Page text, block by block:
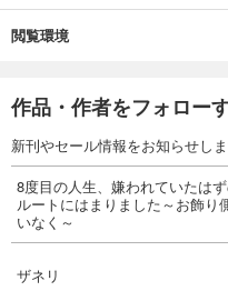
閲覧環境
作品・作者をフォロー
新刊やセール情報をお知らせしま
8度目の人生、嫌われていたは
ルートにはまりました～お飾り
いなく～
ザネリ